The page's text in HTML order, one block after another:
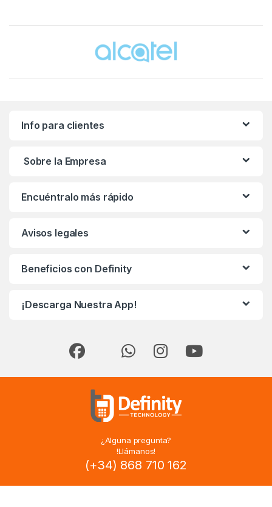
Info para clientes
Sobre la Empresa
Encuéntralo más rápido
Avisos legales
Beneficios con Definity
¡Descarga Nuestra App!
¿Alguna pregunta?
!Llámanos!
(+34) 868 710 162